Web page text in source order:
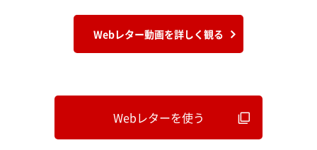
Webレター動画を詳しく観る
Webレターを使う